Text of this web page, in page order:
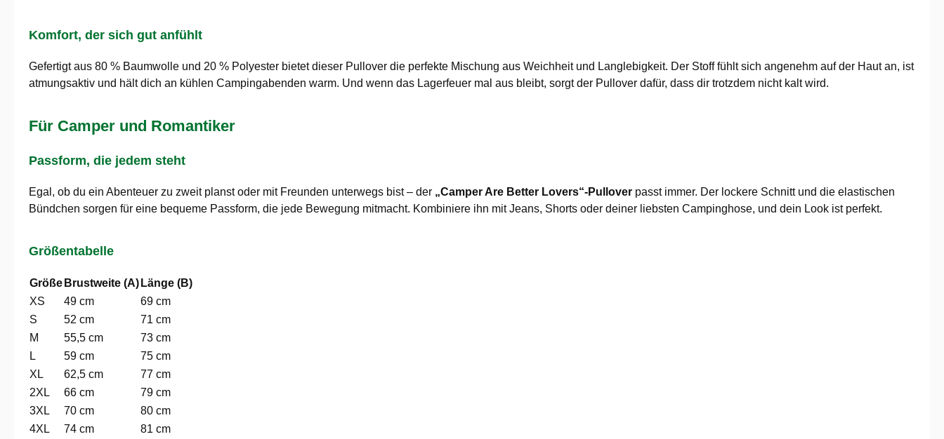
Komfort, der sich gut anfühlt
Gefertigt aus 80 % Baumwolle und 20 % Polyester bietet dieser Pullover die perfekte Mischung aus Weichheit und Langlebigkeit. Der Stoff fühlt sich angenehm auf der Haut an, ist
atmungsaktiv und hält dich an kühlen Campingabenden warm. Und wenn das Lagerfeuer mal aus bleibt, sorgt der Pullover dafür, dass dir trotzdem nicht kalt wird.
Für Camper und Romantiker
Passform, die jedem steht
Egal, ob du ein Abenteuer zu zweit planst oder mit Freunden unterwegs bist – der „Camper Are Better Lovers“-Pullover passt immer. Der lockere Schnitt und die elastischen
Bündchen sorgen für eine bequeme Passform, die jede Bewegung mitmacht. Kombiniere ihn mit Jeans, Shorts oder deiner liebsten Campinghose, und dein Look ist perfekt.
Größentabelle
Größe Brustweite (A) Länge (B)
XS
49 cm
69 cm
S
52 cm
71 cm
M
55,5 cm
73 cm
L
59 cm
75 cm
XL
62,5 cm
77 cm
2XL
66 cm
79 cm
3XL
70 cm
80 cm
4XL
74 cm
81 cm